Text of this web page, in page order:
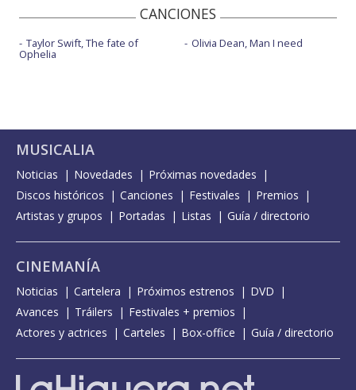
CANCIONES
Taylor Swift, The fate of
Ophelia
Olivia Dean, Man I need
MUSICALIA
Noticias Novedades
Próximas novedades
Discos históricos
Canciones Festivales
Premios
Artistas y grupos
Portadas Listas Guía / directorio
CINEMANÍA
Noticias Cartelera Próximos estrenos
DVD
Avances
Tráilers
Festivales + premios
Actores y actrices
Carteles Box-office Guía / directorio